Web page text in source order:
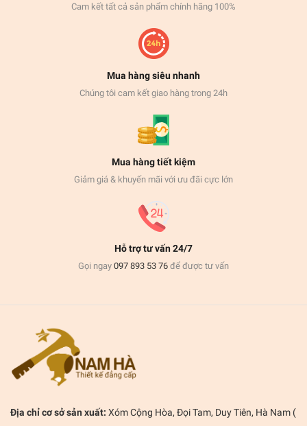
Cam kết tất cả sản phẩm chính hãng 100%
Mua hàng siêu nhanh
Chúng tôi cam kết giao hàng trong 24h
Mua hàng tiết kiệm
Giảm giá & khuyến mãi với ưu đãi cực lớn
Hỗ trợ tư vấn 24/7
Gọi ngay 097 893 53 76 để được tư vấn
Địa chỉ cơ sở sản xuất: Xóm Cộng Hòa, Đọi Tam, Duy Tiên, Hà Nam (